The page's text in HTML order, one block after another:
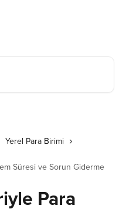
Yerel Para Birimi
Süresi ve Sorun Giderme
Para